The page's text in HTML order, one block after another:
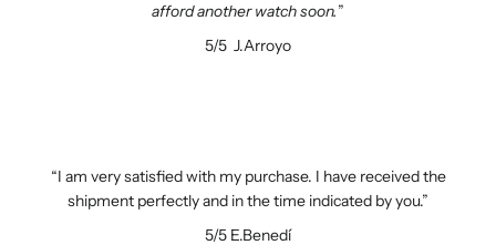
afford another watch soon.
5/5 J.Arroyo
I am very satisfied with my purchase. I have received the
shipment perfectly and in the time indicated by you.
5/5 E.Benedí